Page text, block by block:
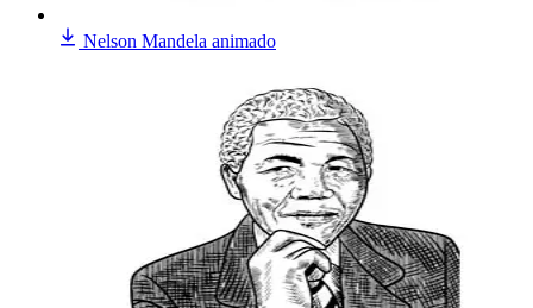
Nelson Mandela animado